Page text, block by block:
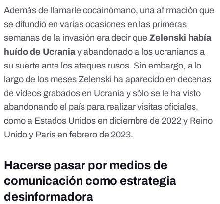
Además de llamarle cocainómano, una afirmación que
se difundió en varias ocasiones en las primeras
semanas de la invasión era decir que Zelenski había
huído de Ucraniay abandonado a los ucranianos a
su suerte ante los ataques rusos. Sin embargo, a lo
largo de los meses Zelenski ha aparecido en decenas
de vídeos grabados en Ucrania y sólo se le ha visto
abandonando el país para realizar visitas oficiales,
como a Estados Unidos en diciembre de 2022 y Reino
Unido y París en febrero de 2023.
Hacerse pasar por medios de
comunicación como estrategia
desinformadora